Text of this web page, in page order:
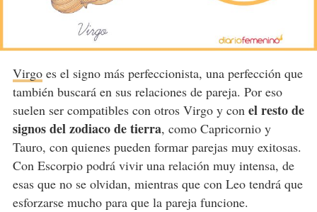
Virgoes el signo más perfeccionista, una perfección que
también buscará en sus relaciones de pareja. Por eso
suelen ser compatibles con otros Virgo y con el resto de
signos del zodiaco de tierra, como Capricornio y
Tauro, con quienes pueden formar parejas muy exitosas.
Con Escorpio podrá vivir una relación muy intensa, de
esas que no se olvidan, mientras que con Leo tendrá que
esforzarse mucho para que la pareja funcione.